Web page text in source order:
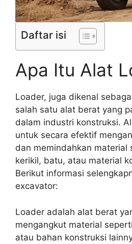
Daftar isi
Apa Itu Alat
Loader, juga dikenal
salah satu alat berat yang
dalam industri konstruksi.
untuk secara efektif
dan memindahkan material
kerikil, batu, atau material
Berikut informasi
excavator:
Loader adalah alat berat
mengangkut material
atau bahan konstruksi